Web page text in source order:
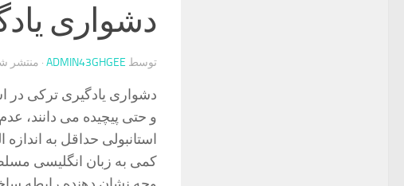
دشواری
توسط ADMIN43GHGEE · منتشر
دشواری یادگیری ترکی در
و حتی پیچیده می دانند،
استانبولی حداقل به
کمی به زبان انگلیسی